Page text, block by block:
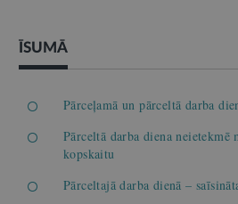
ĪSUMĀ
Pārceļamā un pārceltā darba
Pārceltā darba diena neietekmē
kopskaitu
Pārceltajā darba dienā –